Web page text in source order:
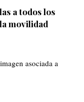
a todos los
movilidad